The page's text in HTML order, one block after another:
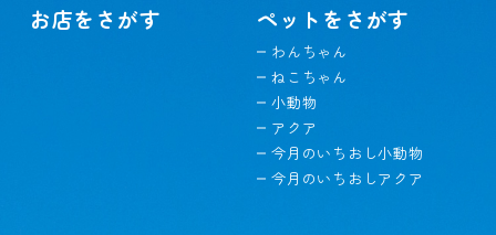
お店をさがす ペットをさがす
わんちゃん
ねこちゃん
小動物
アクア
今月のいちおし小動物
今月のいちおしアクア